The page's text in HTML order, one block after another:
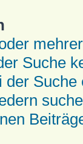
Suche
Suche